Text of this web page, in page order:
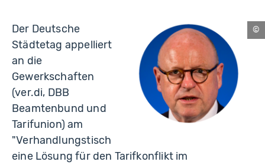
Der Deutsche
Städtetag appelliert
an die
Gewerkschaften
(ver.di, DBB
Beamtenbund und
Tarifunion) am
"Verhandlungstisch
eine Lösung für den Tarifkonflikt im